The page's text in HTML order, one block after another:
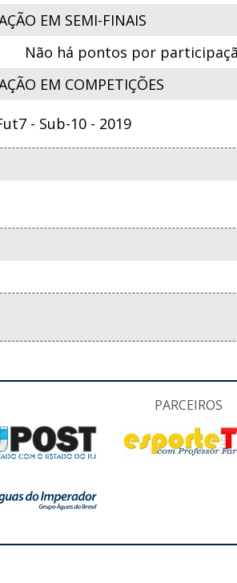
EM SEMI-FINAIS
Não há pontos por
EM COMPETIÇÕES
- Sub-10 - 2019
PARCEIROS